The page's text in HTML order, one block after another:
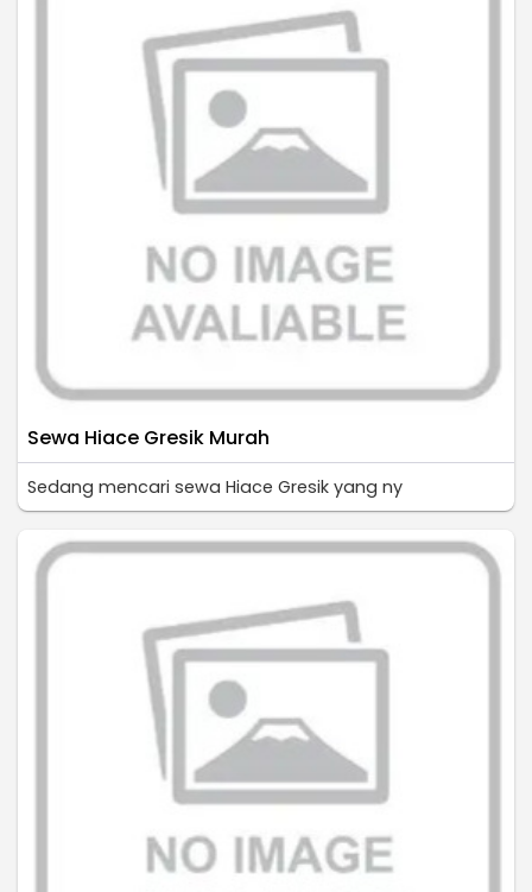
Sewa Hiace Gresik Murah
Sedang mencari sewa Hiace Gresik yang ny